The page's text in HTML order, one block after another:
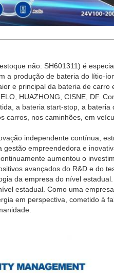
não: SH601311) é
a produção de bateria do lítio-
e principal da bateria de carro
HUAZHONG, CISNE, DF.
a bateria start-stop, a
carros, nos caminhões, em
independente contínua,
empreendedora e
aumentou o
avançados do R&D e do
da empresa do nível
estadual. Como uma
em perspectiva, cometido à